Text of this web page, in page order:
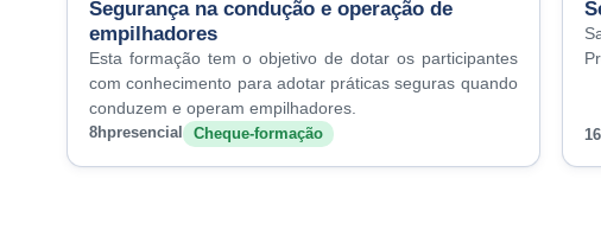
Segurança na condução e operação de
empilhadores
Esta formação tem o objetivo de dotar os participantes
com conhecimento para adotar práticas seguras quando
conduzem e operam empilhadores.
8hpresencial Cheque-formação